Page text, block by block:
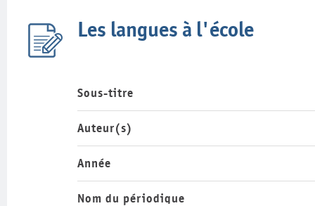
Les langues à l'école
Sous-titre
Auteur(s)
Année
Nom du périodique